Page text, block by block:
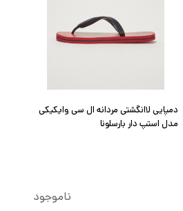
دمپایی لاانگشتی مردانه ال سی وایکیکی
مدل استپ دار بارسلونا
ناموجود